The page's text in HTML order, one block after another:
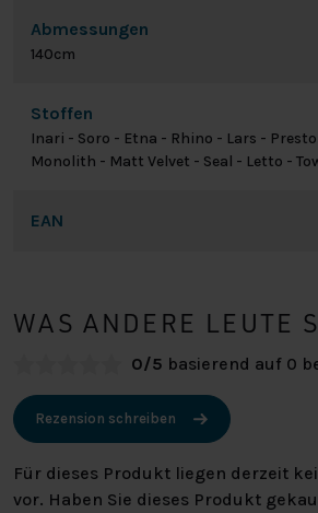
Abmessungen
140cm
Stoffen
Inari - Soro - Etna - Rhino - Lars -
Monolith - Matt Velvet - Seal - Letto -
EAN
WAS ANDERE LEUTE
0/5 basierend auf 0
Rezension schreiben
Für dieses Produkt liegen derzeit
vor. Haben Sie dieses Produkt